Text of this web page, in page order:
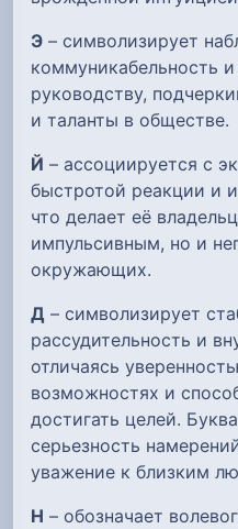
Э – символизирует
коммуникабельность
руководству,
и таланты в обществе.
Й – ассоциируется с
быстротой реакции и
что делает её
импульсивным, но и
окружающих.
Д – символизирует
рассудительность и
отличаясь
возможностях и
достигать целей.
серьезность
уважение к близким
Н – обозначает